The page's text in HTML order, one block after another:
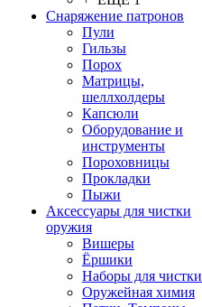
Снаряжение патронов
Пули
Гильзы
Порох
Матрицы,
шеллхолдеры
Капсюли
Оборудование и
инструменты
Пороховницы
Прокладки
Пыжи
Аксессуары для чистки
оружия
Вишеры
Ёршики
Наборы для чистки
Оружейная химия